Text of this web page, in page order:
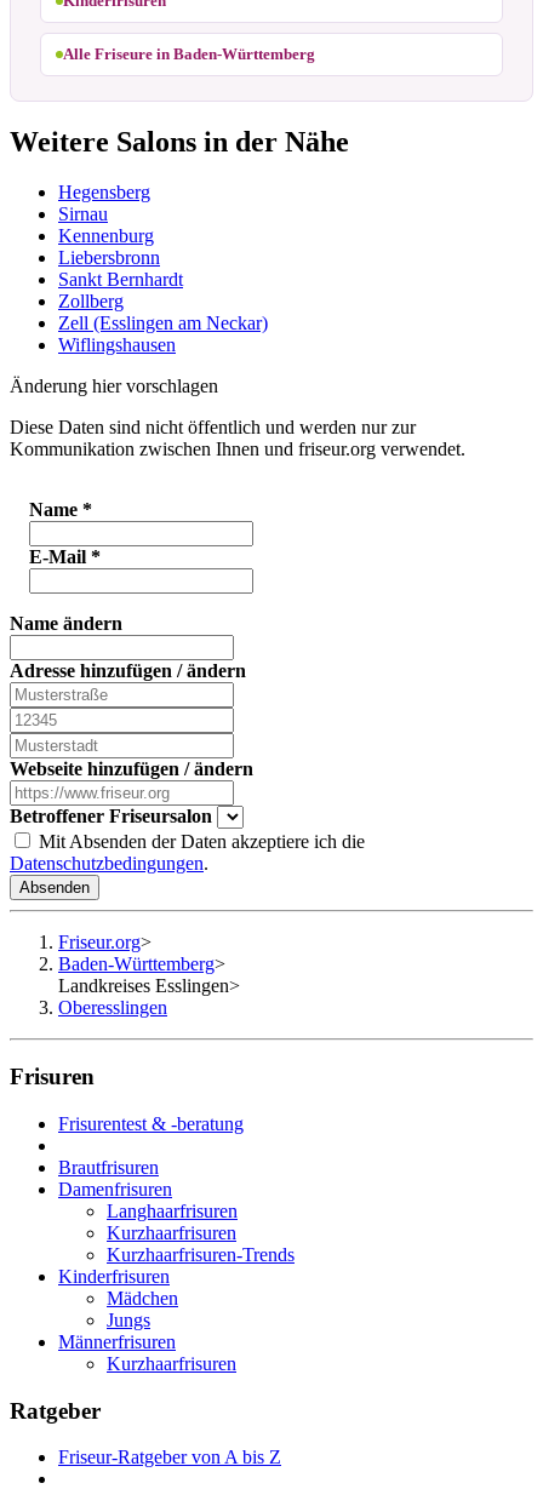
Alle Friseure in Baden-Württemberg
Weitere Salons in der Nähe
Hegensberg
Sirnau
Kennenburg
Liebersbronn
Sankt Bernhardt
Zollberg
Zell (Esslingen am Neckar)
Wiflingshausen
Änderung hier vorschlagen
Diese Daten sind nicht öffentlich und werden nur zur
Kommunikation zwischen Ihnen und friseur.org verwendet.
Name *
E-Mail *
Name ändern
Adresse hinzufügen / ändern
Webseite hinzufügen / ändern
Betroffener Friseursalon
Mit Absenden der Daten akzeptiere ich die
Datenschutzbedingungen.
Absenden
Friseur.org>
Baden-Württemberg>
Landkreises Esslingen>
Oberesslingen
Frisuren
Frisurentest & -beratung
Brautfrisuren
Damenfrisuren
Langhaarfrisuren
Kurzhaarfrisuren
Kurzhaarfrisuren-Trends
Kinderfrisuren
Mädchen
Jungs
Männerfrisuren
Kurzhaarfrisuren
Ratgeber
Friseur-Ratgeber von A bis Z